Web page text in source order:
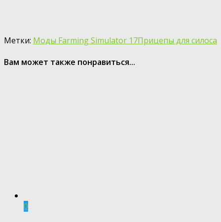
Метки: Моды Farming Simulator 17Прицепы для силоса
Вам может также понравиться...
0